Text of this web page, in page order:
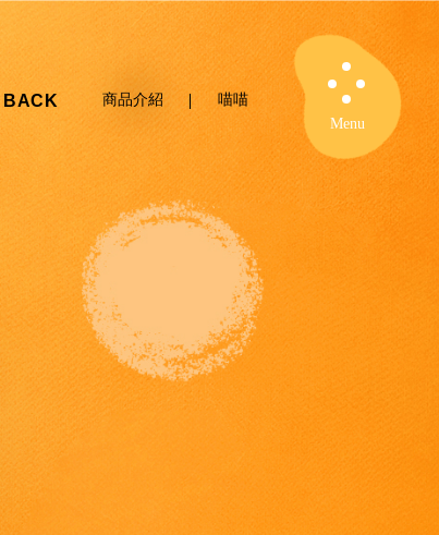
Menu Close
BACK 商品介紹 喵喵